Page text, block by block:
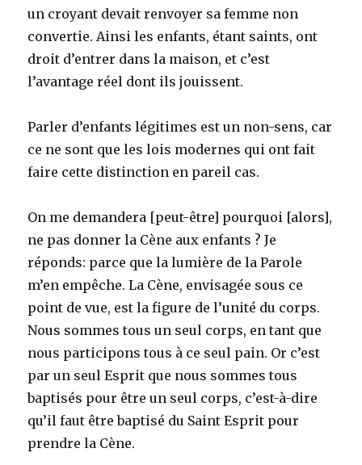
un croyant devait renvoyer sa femme non
convertie. Ainsi les enfants, étant saints, ont
droit d’entrer dans la maison, et c’est
l’avantage réel dont ils jouissent.
Parler d’enfants légitimes est un non-sens, car
ce ne sont que les lois modernes qui ont fait
faire cette distinction en pareil cas.
On me demandera [peut-être] pourquoi [alors],
ne pas donner la Cène aux enfants ? Je
réponds: parce que la lumière de la Parole
m’en empêche. La Cène, envisagée sous ce
point de vue, est la figure de l’unité du corps.
Nous sommes tous un seul corps, en tant que
nous participons tous à ce seul pain. Or c’est
par un seul Esprit que nous sommes tous
baptisés pour être un seul corps, c’est-à-dire
qu’il faut être baptisé du Saint Esprit pour
prendre la Cène.